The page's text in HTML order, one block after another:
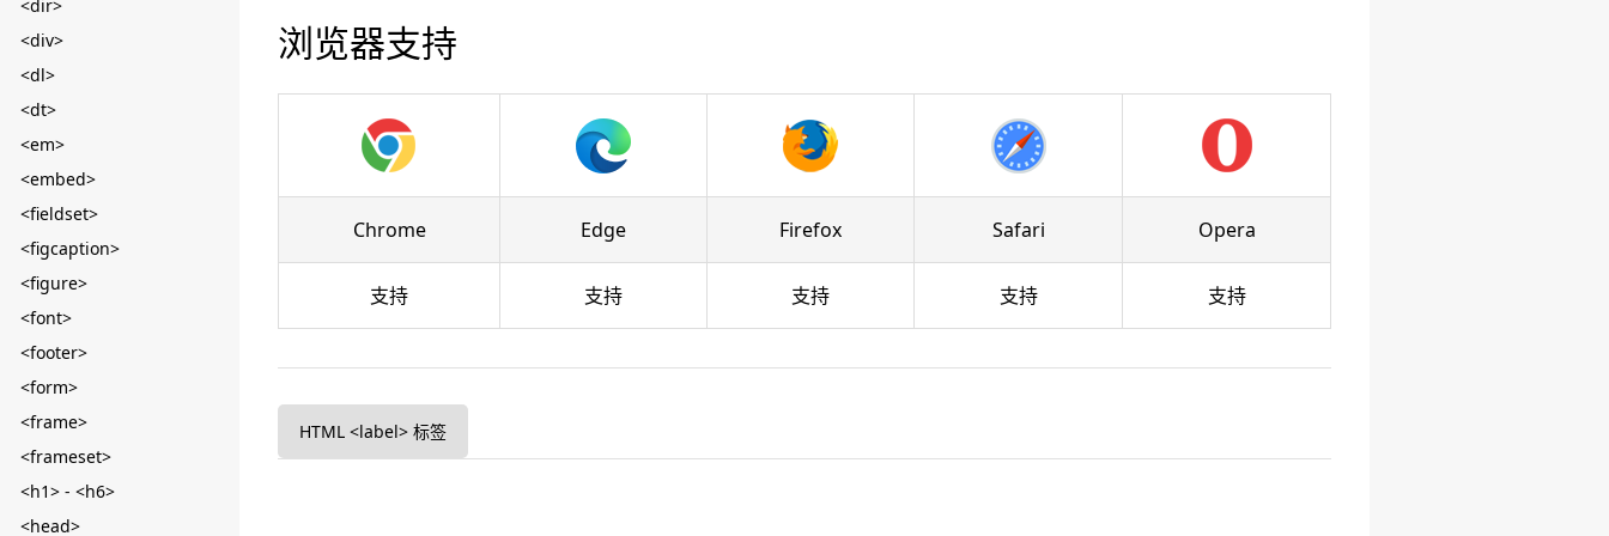
<dir>
<div>
<dl>
<dt>
<em>
<embed>
<fieldset>
<figcaption>
<figure>
<font>
<footer>
<form>
<frame>
<frameset>
<h1> - <h6>
<head>
浏览器支持
Chrome Edge Firefox Safari Opera
支持 支持 支持 支持 支持
HTML <label> 标签